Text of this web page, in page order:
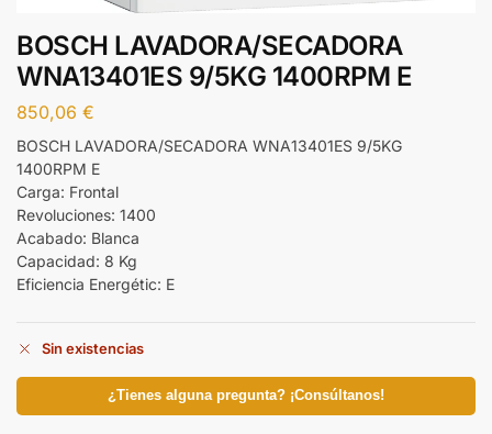
BOSCH LAVADORA/SECADORA
WNA13401ES 9/5KG 1400RPM E
850,06 €
BOSCH LAVADORA/SECADORA WNA13401ES 9/5KG
1400RPM E
Carga: Frontal
Revoluciones: 1400
Acabado: Blanca
Capacidad: 8 Kg
Eficiencia Energétic: E
Sin existencias
¿Tienes alguna pregunta? ¡Consúltanos!